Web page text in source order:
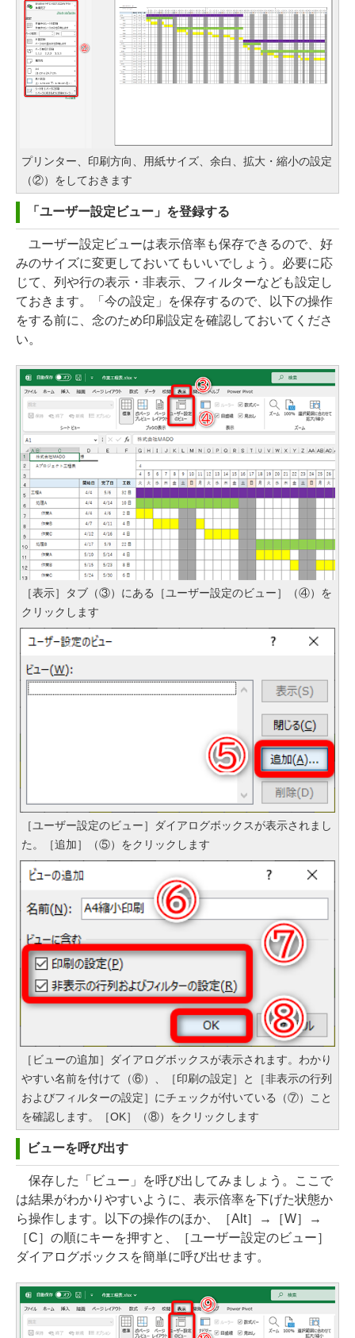
プリンター、印刷方向、用紙サイズ、余白、拡大・縮小の設定
（②）をしておきます
「ユーザー設定ビュー」を登録する
ユーザー設定ビューは表示倍率も保存できるので、好
みのサイズに変更しておいてもいいでしょう。必要に応
じて、列や行の表示・非表示、フィルターなども設定し
ておきます。「今の設定」を保存するので、以下の操作
をする前に、念のため印刷設定を確認しておいてくださ
い。
［表示］タブ（③）にある［ユーザー設定のビュー］（④）を
クリックします
［ユーザー設定のビュー］ダイアログボックスが表示されまし
た。［追加］（⑤）をクリックします
［ビューの追加］ダイアログボックスが表示されます。わかり
やすい名前を付けて（⑥）、［印刷の設定］と［非表示の行列
およびフィルターの設定］にチェックが付いている（⑦）こと
を確認します。［OK］（⑧）をクリックします
ビューを呼び出す
保存した「ビュー」を呼び出してみましょう。ここで
は結果がわかりやすいように、表示倍率を下げた状態か
ら操作します。以下の操作のほか、［Alt］→［W］→
［C］の順にキーを押すと、［ユーザー設定のビュー］
ダイアログボックスを簡単に呼び出せます。